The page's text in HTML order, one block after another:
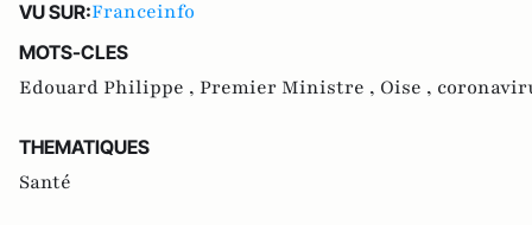
VU SUR:Franceinfo
MOTS-CLES
Edouard Philippe , Premier Ministre , Oise ,
THEMATIQUES
Santé